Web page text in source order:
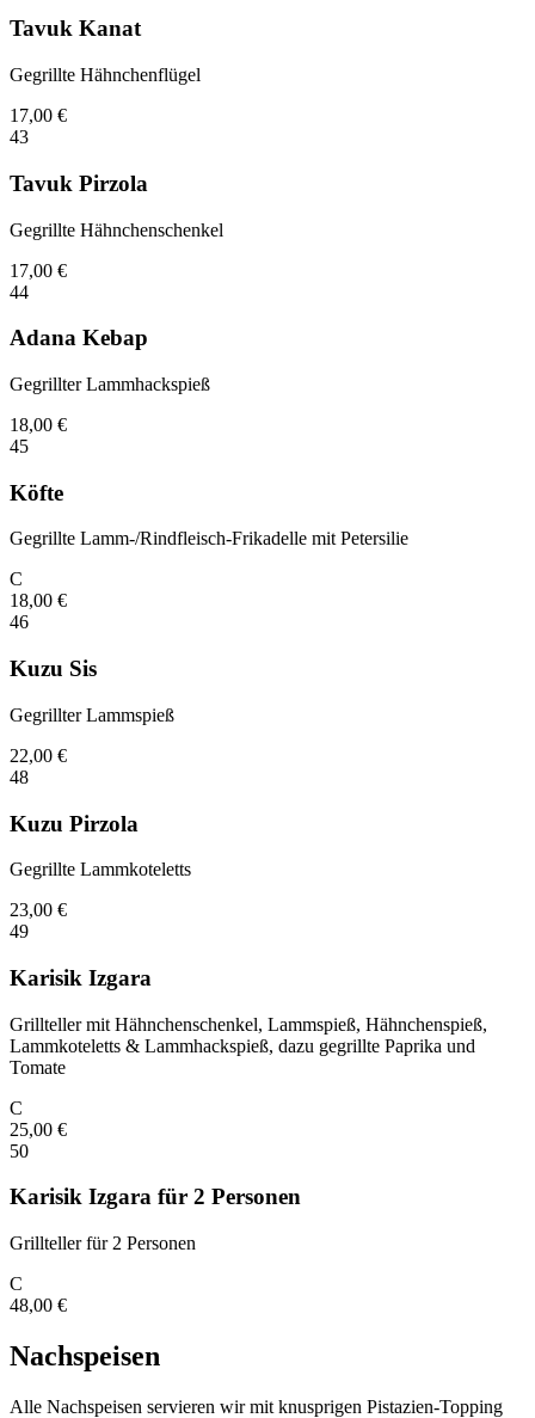
Tavuk Kanat
Gegrillte Hähnchenflügel
17,00 €
43
Tavuk Pirzola
Gegrillte Hähnchenschenkel
17,00 €
44
Adana Kebap
Gegrillter Lammhackspieß
18,00 €
45
Köfte
Gegrillte Lamm-/Rindfleisch-Frikadelle mit Petersilie
C
18,00 €
46
Kuzu Sis
Gegrillter Lammspieß
22,00 €
48
Kuzu Pirzola
Gegrillte Lammkoteletts
23,00 €
49
Karisik Izgara
Grillteller mit Hähnchenschenkel, Lammspieß, Hähnchenspieß,
Lammkoteletts & Lammhackspieß, dazu gegrillte Paprika und
Tomate
C
25,00 €
50
Karisik Izgara für 2 Personen
Grillteller für 2 Personen
C
48,00 €
Nachspeisen
Alle Nachspeisen servieren wir mit knusprigen Pistazien-Topping